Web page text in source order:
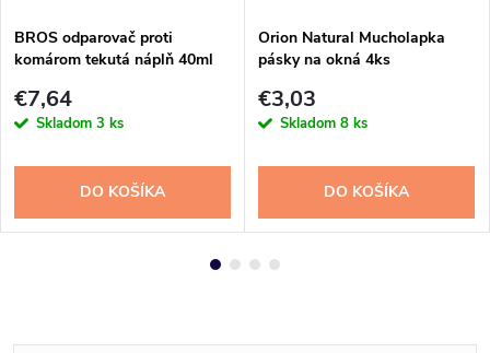
BROS odparovač proti
komárom tekutá náplň 40ml
€7,64
Skladom 3 ks
DO KOŠÍKA
Orion Natural Mucholapka
pásky na okná 4ks
€3,03
Skladom 8 ks
DO KOŠÍKA